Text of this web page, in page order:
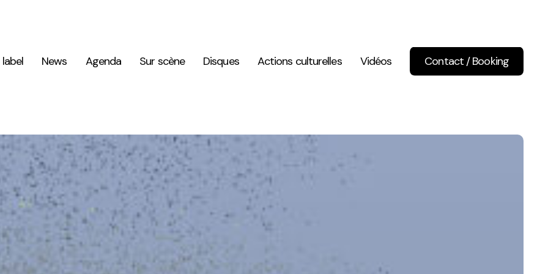
label
News Agenda Sur scène Disques Actions culturelles Vidéos Contact / Booking